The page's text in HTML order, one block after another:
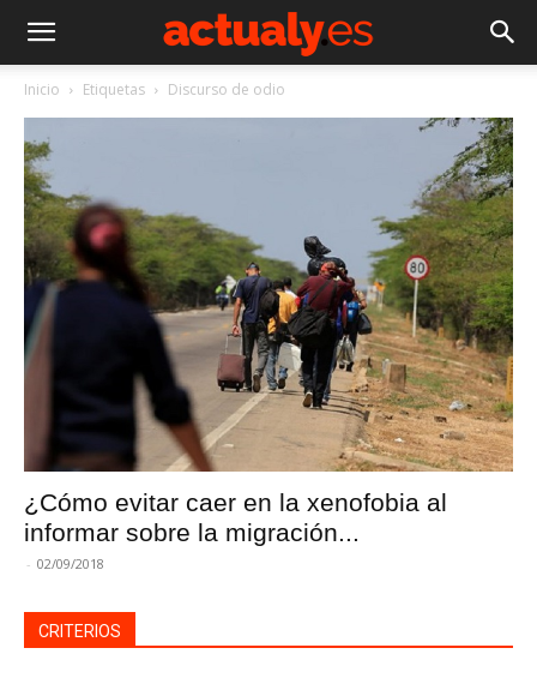
Inicio Etiquetas Discurso de odio
¿Cómo evitar caer en la xenofobia al
informar sobre la migración...
- 02/09/2018
CRITERIOS